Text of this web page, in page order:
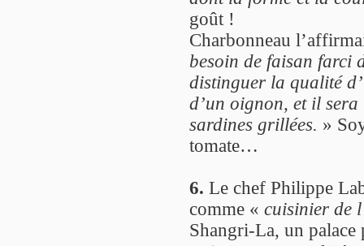
goût !
Charbonneau
besoin de faisan farci
distinguer la qualité
d’un oignon, et il
sardines grillées. »
tomate…
6. Le chef Philippe
comme « cuisinier de
Shangri-La, un palace